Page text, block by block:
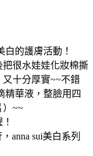
的護膚活動！
很水娃娃化妝棉撕
十分厚實~~不錯
精華液，整臉用四
）~~
anna sui美白系列